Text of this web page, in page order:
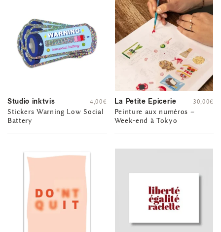
Studio inktvis
Stickers Warning Low Social
Battery
4,00€ La Petite Epicerie
Peinture aux numéros –
Week-end à Tokyo
30,00€